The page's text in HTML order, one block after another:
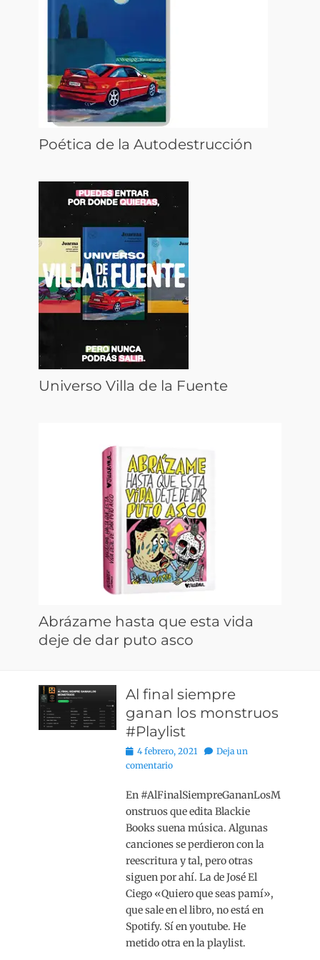
Poética de la Autodestrucción
Universo Villa de la Fuente
Abrázame hasta que esta vida
deje de dar puto asco
Al final siempre
ganan los monstruos
#Playlist
Publicado
el
4 febrero, 2021
Deja un
comentario
En #AlFinalSiempreGananLosM
onstruos que edita Blackie
Books suena música. Algunas
canciones se perdieron con la
reescritura y tal, pero otras
siguen por ahí. La de José El
Ciego «Quiero que seas pamí»,
que sale en el libro, no está en
Spotify. Sí en youtube. He
metido otra en la playlist.